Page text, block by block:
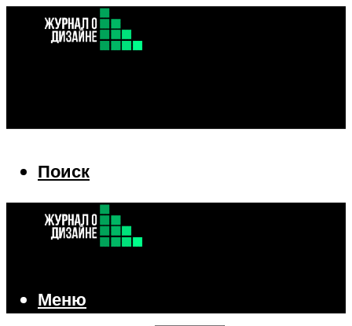
Поиск
Меню